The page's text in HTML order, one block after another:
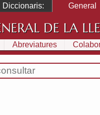
Diccionaris: General
DE LA
Abreviatures